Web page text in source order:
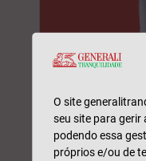
Seguro Casa
O site
seu site para gerir
podendo essa
próprios e/ou de